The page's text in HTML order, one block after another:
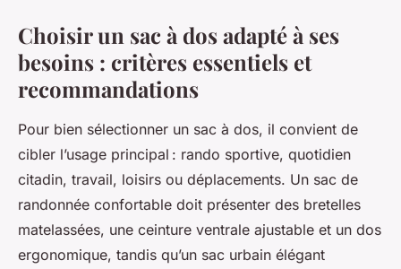
Choisir un sac à dos adapté à ses
besoins : critères essentiels et
recommandations
Pour bien sélectionner un sac à dos, il convient de
cibler l’usage principal : rando sportive, quotidien
citadin, travail, loisirs ou déplacements. Un sac de
randonnée confortable doit présenter des bretelles
matelassées, une ceinture ventrale ajustable et un dos
ergonomique, tandis qu’un sac urbain élégant